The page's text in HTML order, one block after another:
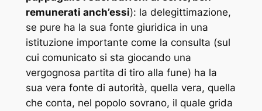
remunerati anch’essi): la delegittimazione,
se pure ha la sua fonte giuridica in una
istituzione importante come la consulta (sul
cui comunicato si sta giocando una
vergognosa partita di tiro alla fune) ha la
sua vera fonte di autorità, quella vera, quella
che conta, nel popolo sovrano, il quale grida